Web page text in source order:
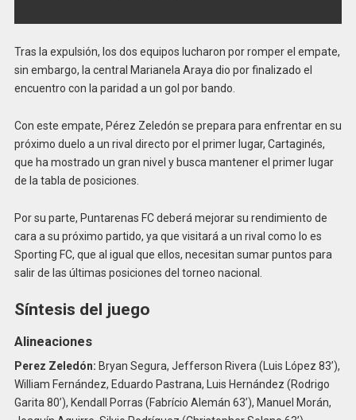
Tras la expulsión, los dos equipos lucharon por romper el empate,
sin embargo, la central Marianela Araya dio por finalizado el
encuentro con la paridad a un gol por bando.
Con este empate, Pérez Zeledón se prepara para enfrentar en su
próximo duelo a un rival directo por el primer lugar, Cartaginés,
que ha mostrado un gran nivel y busca mantener el primer lugar
de la tabla de posiciones.
Por su parte, Puntarenas FC deberá mejorar su rendimiento de
cara a su próximo partido, ya que visitará a un rival como lo es
Sporting FC, que al igual que ellos, necesitan sumar puntos para
salir de las últimas posiciones del torneo nacional.
Síntesis del juego
Alineaciones
Perez Zeledón: Bryan Segura, Jefferson Rivera (Luis López 83’),
William Fernández, Eduardo Pastrana, Luis Hernández (Rodrigo
Garita 80’), Kendall Porras (Fabrício Alemán 63’), Manuel Morán,